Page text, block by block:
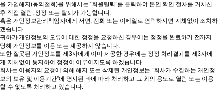
을 가입해지(동의철회)를 위해서는 “회원탈퇴”를 클릭하여 본인 확인 절차를 거치신
후 직접 열람, 정정 또는 탈퇴가 가능합니다.
혹은 개인정보관리책임자에게 서면, 전화 또는 이메일로 연락하시면 지체없이 조치하
겠습니다.
귀하가 개인정보의 오류에 대한 정정을 요청하신 경우에는 정정을 완료하기 전까지
당해 개인정보를 이용 또는 제공하지 않습니다.
또한 잘못된 개인정보를 제3자에게 이미 제공한 경우에는 정정 처리결과를 제3자에
게 지체없이 통지하여 정정이 이루어지도록 하겠습니다.
회사는 이용자의 요청에 의해 해지 또는 삭제된 개인정보는 “회사가 수집하는 개인정
보의 보유 및 이용기간”에 명시된 바에 따라 처리하고 그 외의 용도로 열람 또는 이용
할 수 없도록 처리하고 있습니다.